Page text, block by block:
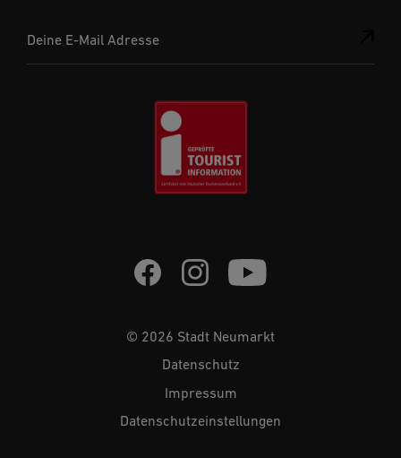
Deine E-Mail Adresse
© 2026 Stadt Neumarkt
Datenschutz
Impressum
Datenschutzeinstellungen